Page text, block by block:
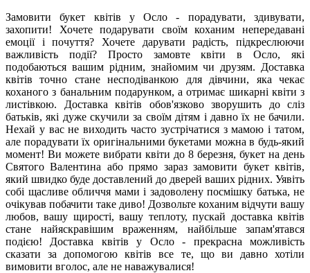
Замовити букет квітів у Осло - порадувати, здивувати,
захопити! Хочете подарувати своїм коханим непередавані
емоції і почуття? Хочете дарувати радість, підкреслюючи
важливість події? Просто замовте квіти в Осло, які
подобаються вашим рідним, знайомим чи друзям. Доставка
квітів точно стане несподіванкою для дівчини, яка чекає
коханого з банальним подарунком, а отримає шикарні квіти з
листівкою. Доставка квітів обов'язково зворушить до сліз
батьків, які дуже скучили за своїм дітям і давно їх не бачили.
Нехай у вас не виходить часто зустрічатися з мамою і татом,
але порадувати їх оригінальними букетами можна в будь-який
момент! Ви можете вибрати квіти до 8 березня, букет на день
Святого Валентина або прямо зараз замовити букет квітів,
який швидко буде доставлений до дверей ваших рідних. Уявіть
собі щасливе обличчя мами і задоволену посмішку батька, не
очікував побачити таке диво! Дозвольте коханим відчути вашу
любов, вашу щирості, вашу теплоту, пускай доставка квітів
стане найяскравішим враженням, найбільше запам'ятався
подією! Доставка квітів у Осло - прекрасна можливість
сказати за допомогою квітів все те, що ви давно хотіли
вимовити вголос, але не наважувалися!